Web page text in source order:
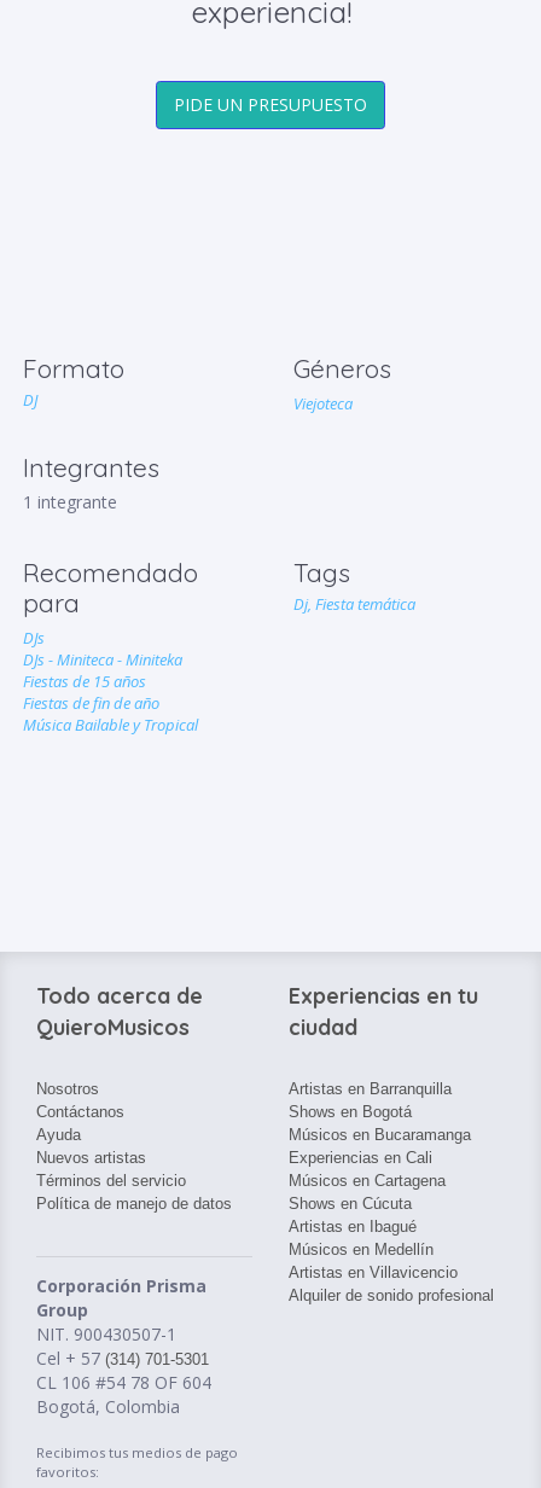
experiencia!
PIDE UN PRESUPUESTO
Formato
DJ
Integrantes
1 integrante
Géneros
Viejoteca
Recomendado
para
DJs
DJs - Miniteca - Miniteka
Fiestas de 15 años
Fiestas de fin de año
Música Bailable y Tropical
Tags
Dj, Fiesta temática
Todo acerca de
QuieroMusicos
Nosotros
Contáctanos
Ayuda
Nuevos artistas
Términos del servicio
Política de manejo de datos
Corporación Prisma
Group
NIT. 900430507-1
Cel + 57 (314) 701-5301
CL 106 #54 78 OF 604
Bogotá, Colombia
Recibimos tus medios de pago
favoritos:
Experiencias en tu
ciudad
Artistas en Barranquilla
Shows en Bogotá
Músicos en Bucaramanga
Experiencias en Cali
Músicos en Cartagena
Shows en Cúcuta
Artistas en Ibagué
Músicos en Medellín
Artistas en Villavicencio
Alquiler de sonido profesional